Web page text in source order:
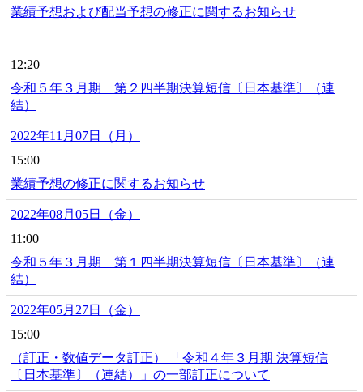
業績予想および配当予想の修正に関するお知らせ
12:20
令和５年３月期 第２四半期決算短信〔日本基準〕（連
結）
2022年11月07日（月）
15:00
業績予想の修正に関するお知らせ
2022年08月05日（金）
11:00
令和５年３月期 第１四半期決算短信〔日本基準〕（連
結）
2022年05月27日（金）
15:00
（訂正・数値データ訂正） 「令和４年３月期 決算短信
〔日本基準〕（連結）」の一部訂正について